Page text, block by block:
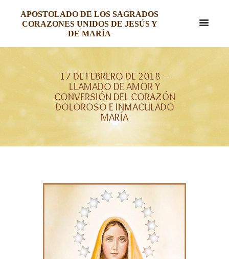
APOSTOLADO DE LOS SAGRADOS
CORAZONES UNIDOS DE JESÚS Y
DE MARÍA
17 DE FEBRERO DE 2018 –
LLAMADO DE AMOR Y
CONVERSIÓN DEL CORAZÓN
DOLOROSO E INMACULADO
MARÍA